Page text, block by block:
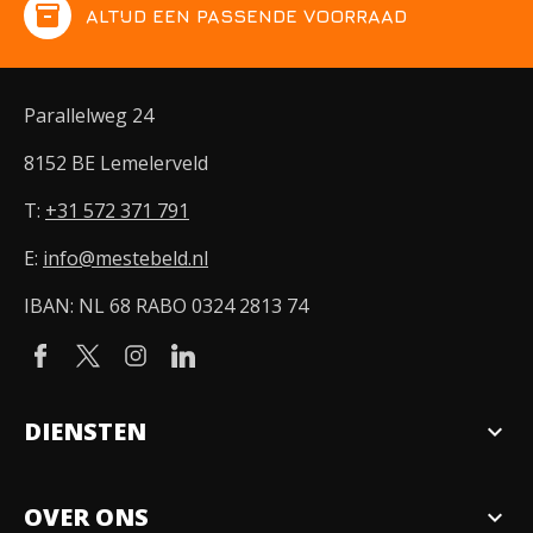
inventory ALTIJD EEN PASSENDE VOORRAAD
Parallelweg 24
8152 BE Lemelerveld
T: +31 572 371 791
E: info@mestebeld.nl
IBAN: NL 68 RABO 0324 2813 74
DIENSTEN expand_more
OVER ONS expand_more